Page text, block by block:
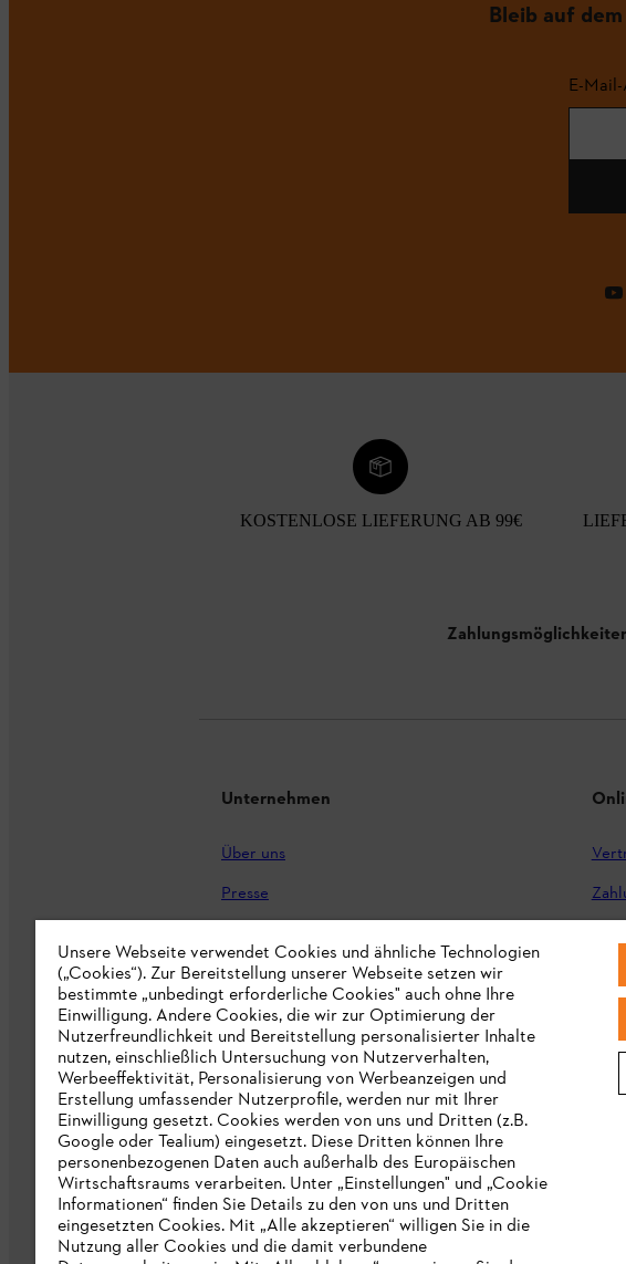
Bleib auf
E-
KOSTENLOSE LIEFERUNG AB 99€
Unternehmen
Über uns
Presse
STIHL Markenshop
Nachhaltigkeit
STIHL Hinweisgebersystem
Informationen für Lieferunternehmen
Erklärung zur Barrierefreiheit
Produktpiraterie
Fakten zu STIHL
Unsere Webseite verwendet Cookies und ähnliche Technologien
(„Cookies“). Zur Bereitstellung unserer Webseite setzen wir
bestimmte „unbedingt erforderliche Cookies" auch ohne Ihre
Einwilligung. Andere Cookies, die wir zur Optimierung der
Nutzerfreundlichkeit und Bereitstellung personalisierter Inhalte
nutzen, einschließlich Untersuchung von Nutzerverhalten,
Werbeeffektivität, Personalisierung von Werbeanzeigen und
Erstellung umfassender Nutzerprofile, werden nur mit Ihrer
Einwilligung gesetzt. Cookies werden von uns und Dritten (z.B.
Google oder Tealium) eingesetzt. Diese Dritten können Ihre
personenbezogenen Daten auch außerhalb des Europäischen
Wirtschaftsraums verarbeiten. Unter „Einstellungen" und „Cookie
Informationen“ finden Sie Details zu den von uns und Dritten
eingesetzten Cookies. Mit „Alle akzeptieren“ willigen Sie in die
Nutzung aller Cookies und die damit verbundene